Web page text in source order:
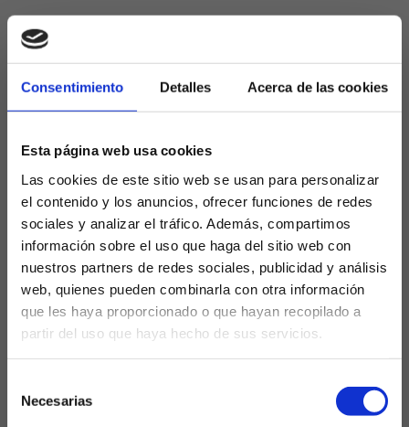
Consentimiento Detalles Acerca de las cookies
Esta página web usa cookies
Las cookies de este sitio web se usan para personalizar
el contenido y los anuncios, ofrecer funciones de redes
sociales y analizar el tráfico. Además, compartimos
información sobre el uso que haga del sitio web con
nuestros partners de redes sociales, publicidad y análisis
web, quienes pueden combinarla con otra información
que les haya proporcionado o que hayan recopilado a
partir del uso que haya hecho de sus servicios.
Necesarias
¿Eres mayor de edad?
SÍ, SOY MAYOR DE 18 AÑOS
Precisamente el Atlético no sumó a nadie a filas, y
además pierde salvo que haya algún problema a
Yannick Carrasco, que cerró su traspaso al Al
Shabab. No se reforzó el «5» ni tampoco se pudo
firmar otro atacante. Igual para el Real Madrid, que
quedando dicho dorsal huérfano por primera vez
en su historia.
El Betis fue otro de los equipos que tuvo un día
movido y es que firmó a Abde procedente del
Barcelona, reteniendo a Guido gracias a la venta de
Paul al Lyon.
El Sevilla también sacó varios descartes y cerró un
fichaje de renombre, Mariano Díaz para potenciar el
ataque, dando salida a Óscar Rodríguez, Tecatito y
También sorprendió el Getafe con la incorporación a